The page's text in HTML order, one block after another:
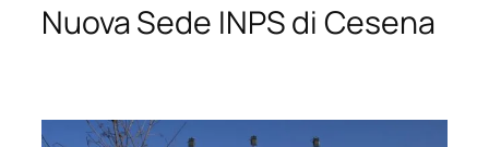
Nuova Sede INPS di Cesena